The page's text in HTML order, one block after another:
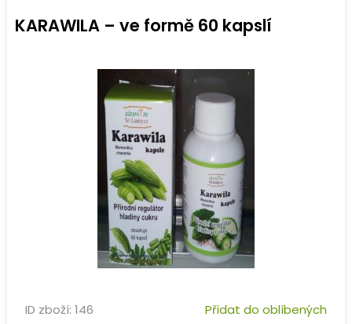
KARAWILA – ve formě 60 kapslí
ID zboží: 146 Přidat do oblíbených